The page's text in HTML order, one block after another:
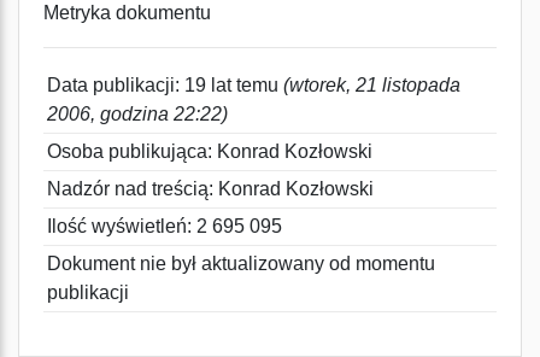
Metryka dokumentu
Data publikacji: 19 lat temu (wtorek, 21 listopada
2006, godzina 22:22)
Osoba publikująca: Konrad Kozłowski
Nadzór nad treścią: Konrad Kozłowski
Ilość wyświetleń: 2 695 095
Dokument nie był aktualizowany od momentu
publikacji